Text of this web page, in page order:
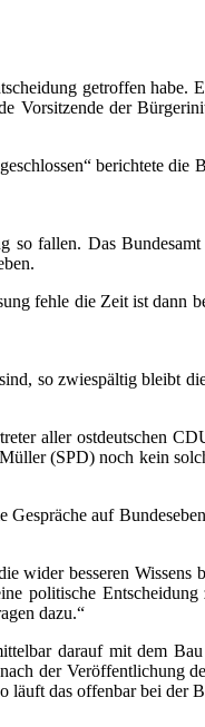
getroffen habe.
Vorsitzende der
berichtete die
so fallen. Das
fehle die Zeit ist dann
so zwiespältig bleibt
aller ostdeutschen
(SPD) noch kein
auf
wider besseren Wissens
politische
dazu.“
darauf mit dem
der Veröffentlichung
läuft das offenbar bei der